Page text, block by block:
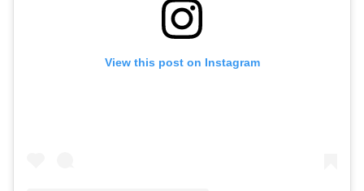
View this post on Instagram